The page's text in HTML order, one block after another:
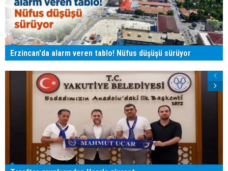
Erzincan'da alarm veren tablo! Nüfus düşüşü sürüyor